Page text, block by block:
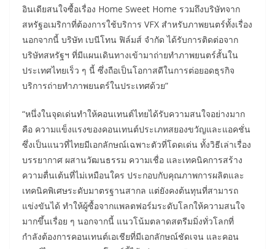
อินเดียสนใจซื้อเรื่อง Home Sweet Home รวมถึงบริษัทจาก
สหรัฐอเมริกาที่ต้องการใช้บริการ VFX สำหรับภาพยนตร์ทั้งเรื่อง
นอกจากนี้ บริษัท เบนีโทน ฟิล์มส์ จำกัด ได้รับการติดต่อจาก
บริษัทสหรัฐฯ ที่มีแผนเดินทางเข้ามาถ่ายทำภาพยนตร์สั้นใน
ประเทศไทยเร็ว ๆ นี้ ซึ่งถือเป็นโอกาสดีในการต่อยอดธุรกิจ
บริการถ่ายทำภาพยนตร์ในประเทศด้วย”
“หนึ่งในจุดเด่นทำให้คอนเทนต์ไทยได้รับความสนใจอย่างมาก
คือ ความแข็งแรงของคอนเทนต์ประเภทสยองขวัญและแอคชั่น
ซึ่งเป็นแนวที่ไทยมีเอกลักษณ์เฉพาะตัวที่โดดเด่น ทั้งวิธีเล่าเรื่อง
บรรยากาศ ผสานวัฒนธรรม ความเชื่อ และเทคนิคการสร้าง
ความตื่นเต้นที่ไม่เหมือนใคร ประกอบกับคุณภาพการผลิตและ
เทคนิคพิเศษระดับมาตรฐานสากล แต่ยังคงต้นทุนที่สามารถ
แข่งขันได้ ทำให้ผู้ซื้อจากแพลตฟอร์มระดับโลกให้ความสนใจ
มากขึ้นเรื่อย ๆ นอกจากนี้ แนวโน้มตลาดสตรีมมิ่งทั่วโลกที่
กำลังต้องการคอนเทนต์เอเชียที่มีเอกลักษณ์ชัดเจน และคอน